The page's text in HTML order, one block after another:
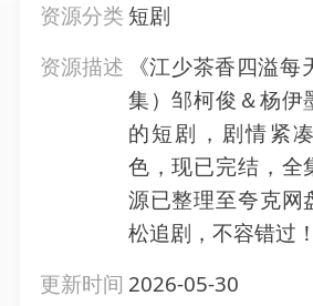
资源分类 短剧
资源描述
《江少茶香四溢
集）邹柯俊＆杨伊
的短剧，剧情紧
色，现已完结，全
源已整理至夸克网
松追剧，不容错过！
更新时间 2026-05-30